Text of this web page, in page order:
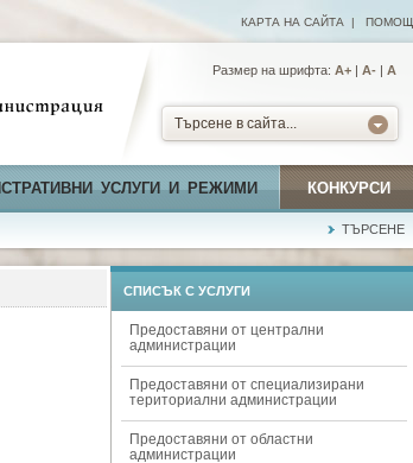
КАРТА НА САЙТА | ПОМОЩ
Размер на шрифта: А+ | A- | A
Търсене в сайта...
УСЛУГИ И РЕЖИМИ КОНКУРСИ
ТЪРСЕНЕ
СПИСЪК С УСЛУГИ
Предоставяни от централни
администрации
Предоставяни от специализирани
териториални администрации
Предоставяни от областни
администрации